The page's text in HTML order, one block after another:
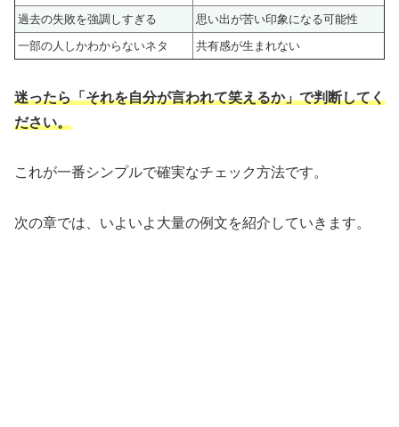
過去の失敗を強調しすぎる
思い出が苦い印象になる可能性
一部の人しかわからないネタ
共有感が生まれない
迷ったら「それを自分が言われて笑えるか」で判断してく
ださい。
これが一番シンプルで確実なチェック方法です。
次の章では、いよいよ大量の例文を紹介していきます。